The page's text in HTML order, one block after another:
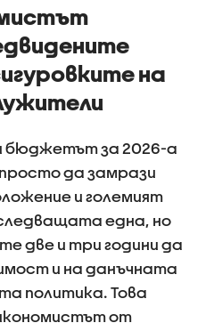
на
бюджетът за 2026-а
да замрази
и големият
една, но
две и три години да
и на данъчната
политика. Това
от